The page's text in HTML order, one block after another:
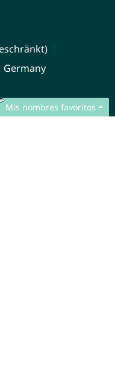
Mis nombres favoritos
Germany